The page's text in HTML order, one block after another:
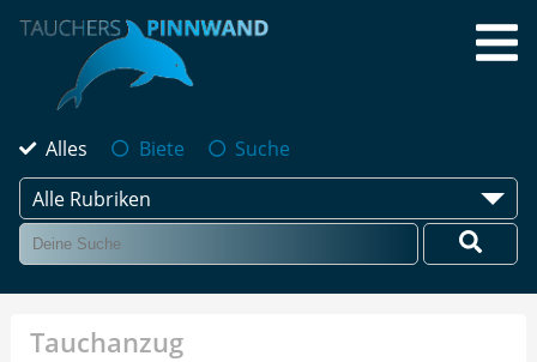
Alles Biete
Suche
Alle Rubriken
Tauchanzug